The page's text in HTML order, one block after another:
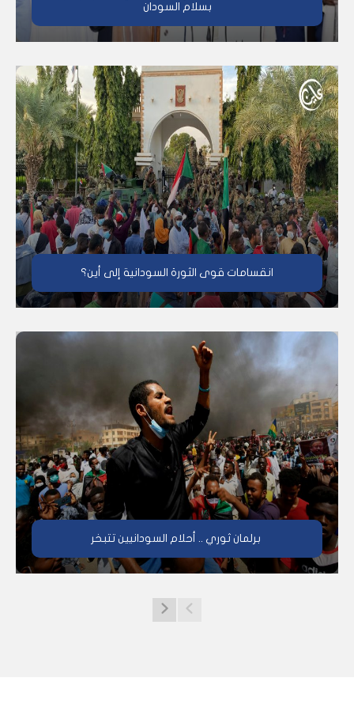
بسلام السودان
انقسامات قوى الثورة السودانية إلى أين؟
برلمان ثوري .. أحلام السودانيين تتبخر